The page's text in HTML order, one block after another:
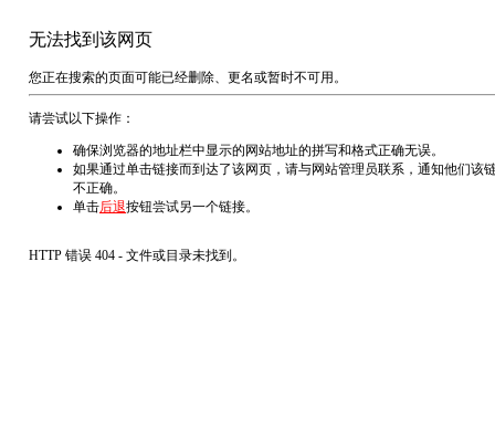
无法找到该网页
您正在搜索的页面可能已经删除、更名或暂时不可用。
请尝试以下操作：
确保浏览器的地址栏中显示的网站地址的拼写和格式正确无误。
如果通过单击链接而到达了该网页，请与网站管理员联系，通知他们该
不正确。
单击后退按钮尝试另一个链接。
HTTP 错误 404 - 文件或目录未找到。